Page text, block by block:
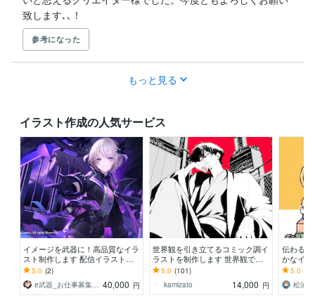
致します､､！
参考になった
もっと見る
イラスト作成の人気サービス
イメージを武器に！高品質なイラ
スト制作します 配信イラスト、
立ち絵、キャラデザまで幅広くお
まかせください！
5.0 (2)
e武器_お仕事募集中！ 40,000 円
世界観を引き立てるコミック調イ
ラストを制作します 世界観で惹
きつける、商用対応の一枚絵をご
提供致します。
5.0 (101)
kamizato
14,000 円
伝わる
かなイ
ラシ・
量注文
5.0
松浦